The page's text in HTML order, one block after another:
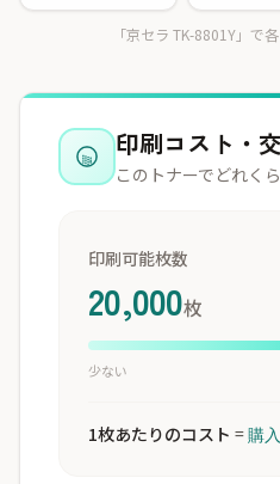
「京セラ TK-8801Y」で
印刷コスト・
このトナーでどれく
印刷可能枚数
20,000枚
少ない
1枚あたりのコスト =購